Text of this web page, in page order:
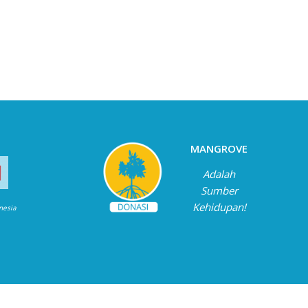
MANGROVE
Adalah
Sumber
Kehidupan!